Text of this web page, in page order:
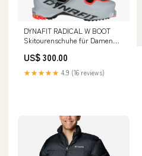
DYNAFIT RADICAL W BOOT
Skitourenschuhe für Damen
US$ 300.00
★★★★★ 4.9 (16 reviews)